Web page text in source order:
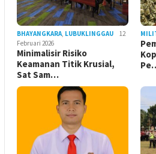
BHAYANGKARA, LUBUKLINGGAU
12
Februari 2026
Minimalisir Risiko
Keamanan Titik Krusial,
Sat Sam…